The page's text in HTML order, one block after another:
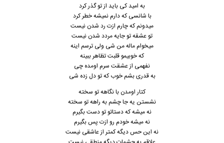
به امید کی باید از تو گذر کرد
با شانسی که دارم نمیشه خطر کرد
میدونم که چارم ازت رد شدن نیست
تو عشقه تو جایه مردد شدن نیست
میخوام ماله من شی ولی ترسم اینه
که خوبیمو قلبت تظاهر ببینه
نفهمی از عشقت سرم اومده چی
به قدری بشم خوب که تو دل زده شی
کتار اومدن با نگاهه تو سخته
نشستن یه جا چشم به راهه تو سخته
نه میشه که دستاتو تو دست بگیرم
نه میشه خودم رو ازت پس بگیرم
نه این حس دیگه کمتر از عاشقی نیست